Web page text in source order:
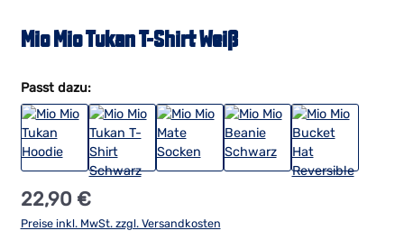
Mio Mio Tukan T-Shirt Weiß
Passt dazu:
Regulärer Preis:
22,90 €
Preise inkl. MwSt. zzgl. Versandkosten